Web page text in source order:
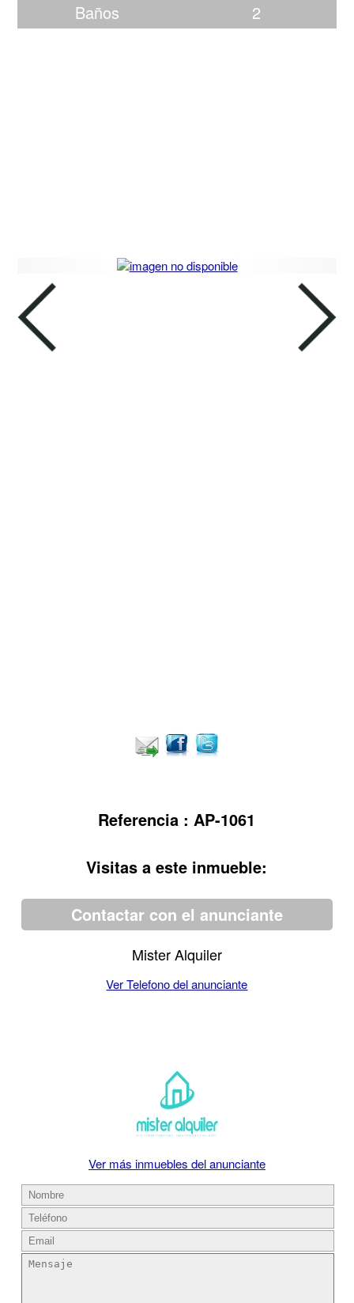
Baños
2
Referencia : AP-1061
Visitas a este inmueble:
Contactar con el anunciante
Mister Alquiler
Ver Telefono del anunciante
Ver más inmuebles del anunciante